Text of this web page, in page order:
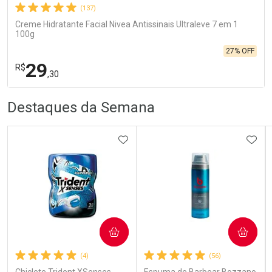
(137)
Creme Hidratante Facial Nivea Antissinais Ultraleve 7 em 1
100g
R$29,30
27% OFF
Laboratório
Por Menos
Destaques da Semana
(4)
ADICIONAR AOS FAVORITOS
COMPRAR
(56)
COMPRAR